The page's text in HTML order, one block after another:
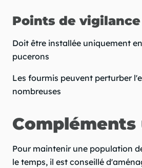
Points de vigilance
Doit être installée uniquement
pucerons
Les fourmis peuvent perturber
nombreuses
Pour maintenir une population
le temps, il est conseillé